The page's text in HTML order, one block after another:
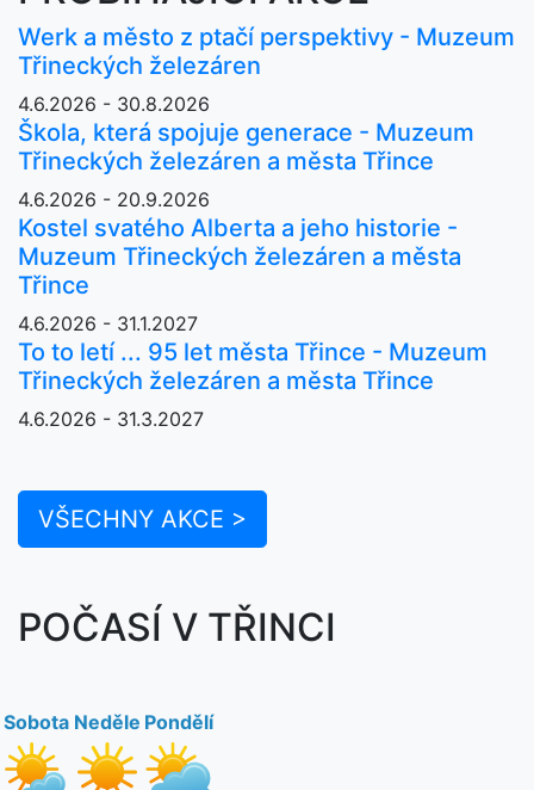
Werk a město z ptačí perspektivy - Muzeum
Třineckých železáren
4.6.2026 - 30.8.2026
Škola, která spojuje generace - Muzeum
Třineckých železáren a města Třince
4.6.2026 - 20.9.2026
Kostel svatého Alberta a jeho historie -
Muzeum Třineckých železáren a města
Třince
4.6.2026 - 31.1.2027
To to letí ... 95 let města Třince - Muzeum
Třineckých železáren a města Třince
4.6.2026 - 31.3.2027
VŠECHNY AKCE >
POČASÍ V TŘINCI
Sobota Neděle Pondělí